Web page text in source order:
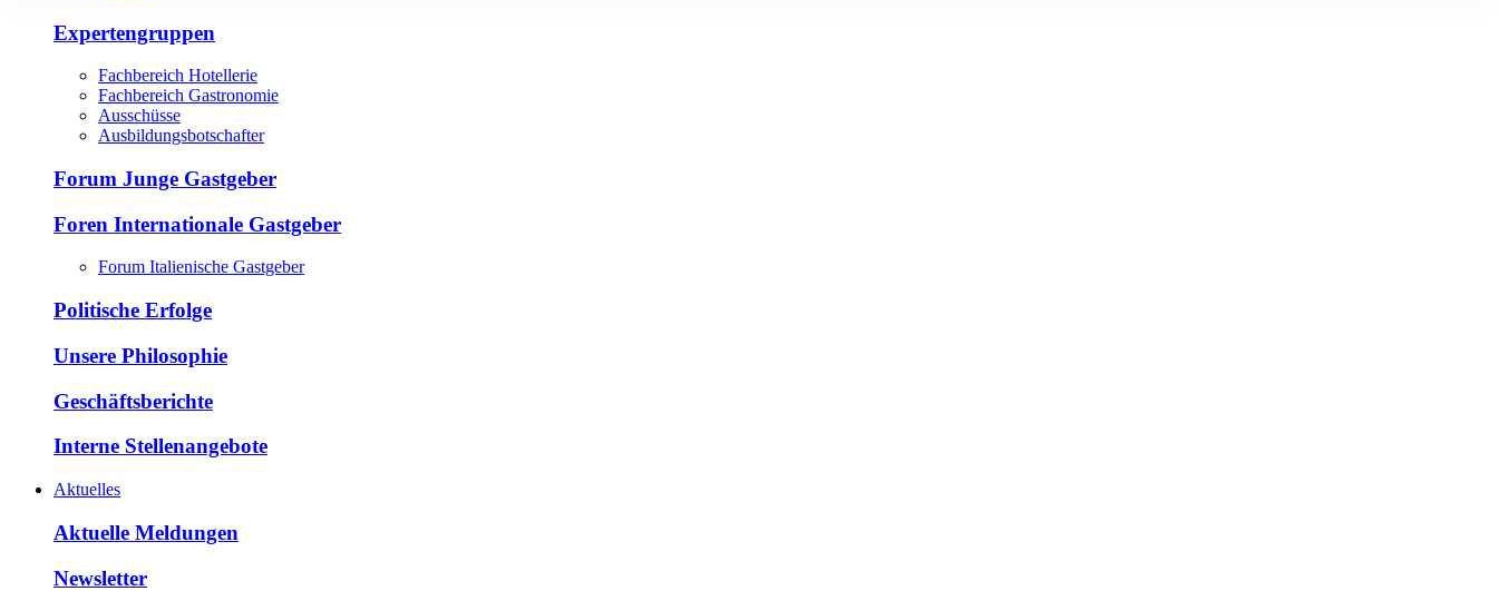
Expertengruppen
Fachbereich Hotellerie
Fachbereich Gastronomie
Ausschüsse
Ausbildungsbotschafter
Forum Junge Gastgeber
Foren Internationale Gastgeber
Forum Italienische Gastgeber
Politische Erfolge
Unsere Philosophie
Geschäftsberichte
Interne Stellenangebote
Aktuelles
Aktuelle Meldungen
Newsletter